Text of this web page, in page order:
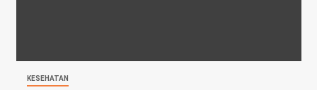
KESEHATAN